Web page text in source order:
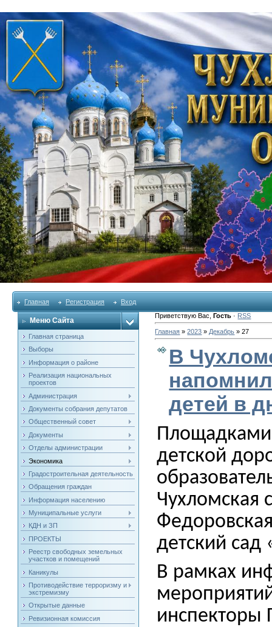
Главная Регистрация Вход
Меню Сайта
Главная страница
Выборы
Информация о районе
Реализация национальных
проектов
Администрация
Документы собрания депутатов
Общественный совет
Документы
Отделы администрации
Экономика
Градостроительная деятельность
Обращения граждан
Информация населению
Муниципальные услуги
КДН и ЗП
ПРОЕКТЫ
Реестр свободных земельных
участков и помещений
Каникулы
Противодействие терроризму и
экстремизму
Открытые данные
Ревизионная комиссия
Приветствую Вас ,Гость · RSS
Главная »2023 » Декабрь » 27
В
детей в
Площадками
детской
Чухломская
детский сад
В рамках
инспекторы